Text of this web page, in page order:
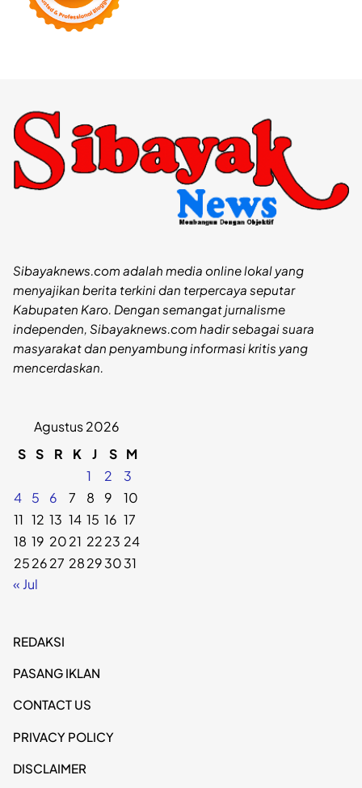
Sibayaknews.com adalah media online lokal yang
menyajikan berita terkini dan terpercaya seputar
Kabupaten Karo. Dengan semangat jurnalisme
independen, Sibayaknews.com hadir sebagai suara
masyarakat dan penyambung informasi kritis yang
mencerdaskan.
Agustus 2026
S S R K J S M
1
2
3
4
5 6 7 8 9
10
11 12 13 14 15 16 17
18 19 2021 2223 24
252627 28293031
« Jul
REDAKSI
PASANG IKLAN
CONTACT US
PRIVACY POLICY
DISCLAIMER